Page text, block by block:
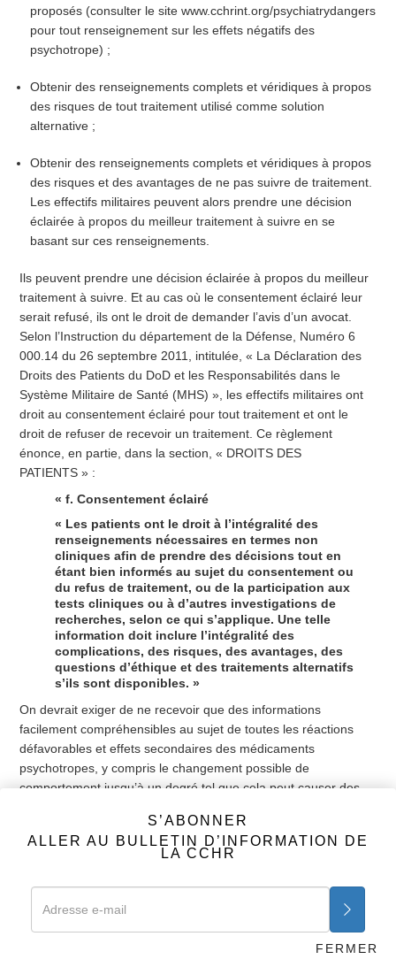
proposés (consulter le site www.cchrint.org/psychiatrydangers
pour tout renseignement sur les effets négatifs des
psychotrope) ;
Obtenir des renseignements complets et véridiques à propos
des risques de tout traitement utilisé comme solution
alternative ;
Obtenir des renseignements complets et véridiques à propos
des risques et des avantages de ne pas suivre de traitement.
Les effectifs militaires peuvent alors prendre une décision
éclairée à propos du meilleur traitement à suivre en se
basant sur ces renseignements.
Ils peuvent prendre une décision éclairée à propos du meilleur
traitement à suivre. Et au cas où le consentement éclairé leur
serait refusé, ils ont le droit de demander l’avis d’un avocat.
Selon l’Instruction du département de la Défense, Numéro 6
000.14 du 26 septembre 2011, intitulée, « La Déclaration des
Droits des Patients du DoD et les Responsabilités dans le
Système Militaire de Santé (MHS) », les effectifs militaires ont
droit au consentement éclairé pour tout traitement et ont le
droit de refuser de recevoir un traitement. Ce règlement
énonce, en partie, dans la section, « DROITS DES
PATIENTS » :
« f. Consentement éclairé
« Les patients ont le droit à l’intégralité des
renseignements nécessaires en termes non
cliniques afin de prendre des décisions tout en
étant bien informés au sujet du consentement ou
du refus de traitement, ou de la participation aux
tests cliniques ou à d’autres investigations de
recherches, selon ce qui s’applique. Une telle
information doit inclure l’intégralité des
complications, des risques, des avantages, des
questions d’éthique et des traitements alternatifs
s’ils sont disponibles. »
On devrait exiger de ne recevoir que des informations
facilement compréhensibles au sujet de toutes les réactions
défavorables et effets secondaires des médicaments
psychotropes, y compris le changement possible de
comportement jusqu’à un degré tel que cela peut causer des
l’arrêt d’un tel médicament sans aucune surveillance médicale
peut aggraver ces pensées et ce comportement. L’annexe 3 du
Conformité au MHS et Procédures :
« d. Participation aux décisions au sujet d’un
médical/dentaire [MTF/DTF] doit s’assurer que les
S’ABONNER
ALLER AU BULLETIN D’INFORMATION DE
LA CCHR
FERMER